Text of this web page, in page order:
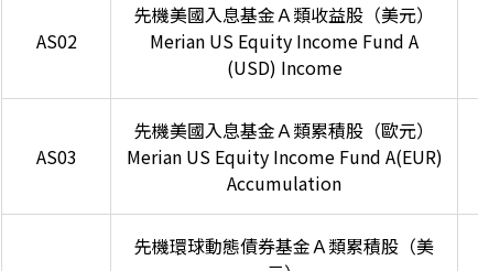
AS02
先機美國入息基金Ａ類收益股（美元）
Merian US Equity Income Fund A
(USD) Income
AS03
先機美國入息基金Ａ類累積股（歐元）
Merian US Equity Income Fund A(EUR)
Accumulation
先機環球動態債券基金Ａ類累積股（美